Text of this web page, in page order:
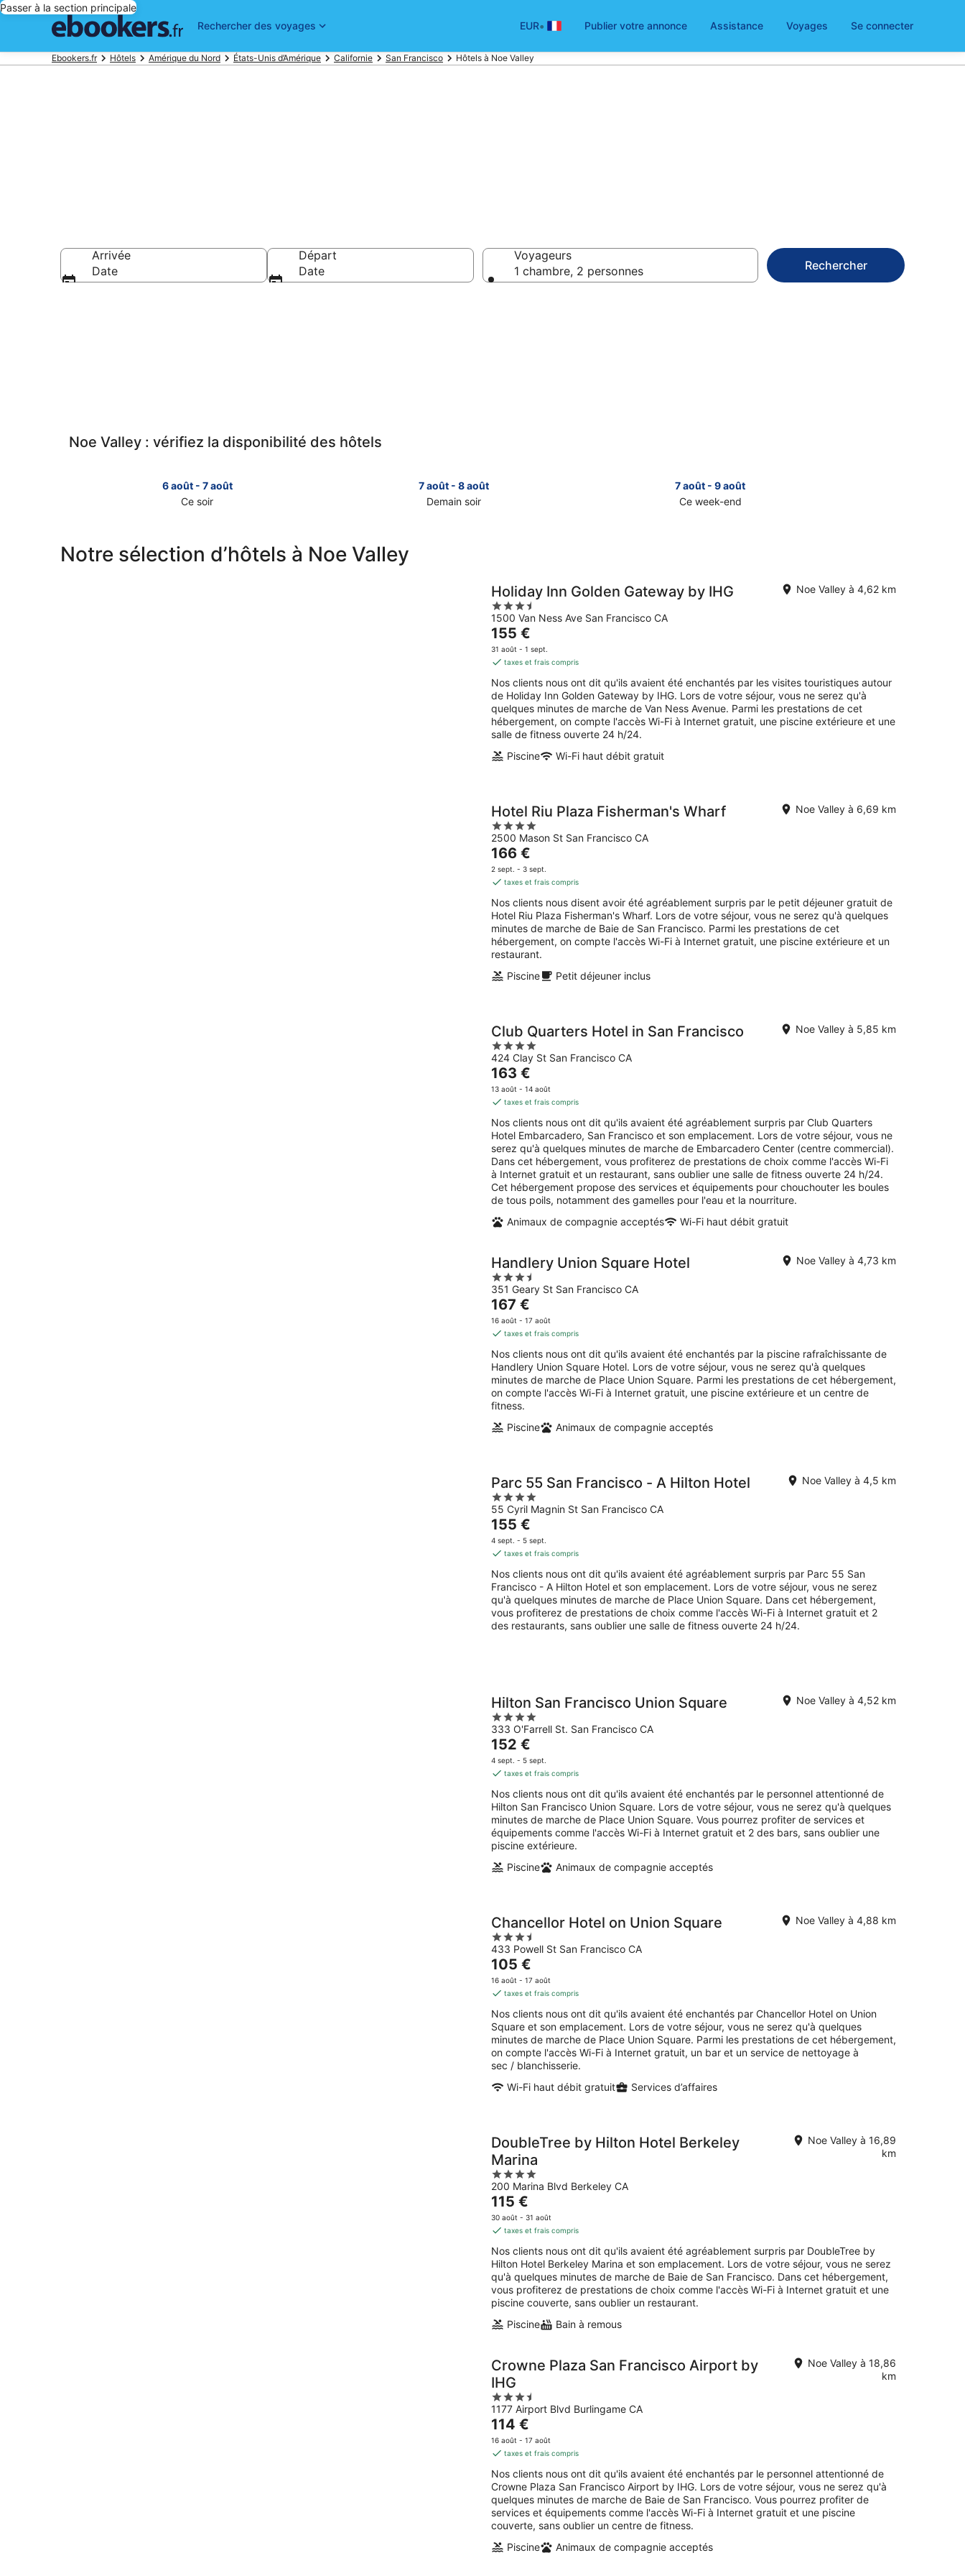
Passer à la section principale
Rechercher des voyages
EUR• Publier votre annonce Assistance Voyages Se connecter
Ebookers.fr Hôtels Amérique du Nord États-Unis d’Amérique Californie San Francisco Hôtels à Noe Valley
Arrivée
Date
Départ
Date
Voyageurs
1 chambre, 2 personnes
Rechercher
Noe Valley : vérifiez la disponibilité des hôtels
6 août - 7 août
Ce soir
à
7 août - 8 août
Demain soir
prix
à
7 août - 9 août
Ce week-end
Valley
pour
ce
-
9
août
Valley
août
-
16
août
Notre sélection d’hôtels à Noe Valley
Holiday Inn Golden Gateway by IHG
3.5
out
of
5
1500 Van Ness Ave San Francisco CA
Noe Valley à 4,62 km
Le
prix
est
155 €
par
nuit
155 €
31 août - 1 sept.
taxes et frais compris
Nos clients nous ont dit qu'ils avaient été enchantés par les visites touristiques autour
de Holiday Inn Golden Gateway by IHG. Lors de votre séjour, vous ne serez qu'à
quelques minutes de marche de Van Ness Avenue. Parmi les prestations de cet
hébergement, on compte l'accès Wi-Fi à Internet gratuit, une piscine extérieure et une
salle de fitness ouverte 24 h/24.
Piscine
Wi-Fi haut débit gratuit
Hotel Riu Plaza Fisherman's Wharf
4
out
of
5
2500 Mason St San Francisco CA
Noe Valley à 6,69 km
Le
prix
est
166 €
par
nuit
166 €
2 sept. - 3 sept.
taxes et frais compris
Nos clients nous disent avoir été agréablement surpris par le petit déjeuner gratuit de
Hotel Riu Plaza Fisherman's Wharf. Lors de votre séjour, vous ne serez qu'à quelques
minutes de marche de Baie de San Francisco. Parmi les prestations de cet
hébergement, on compte l'accès Wi-Fi à Internet gratuit, une piscine extérieure et un
restaurant.
Piscine
Petit déjeuner inclus
Club Quarters Hotel in San Francisco
4
out
of
5
424 Clay St San Francisco CA
Noe Valley à 5,85 km
Le
prix
est
163 €
par
nuit
163 €
13 août - 14 août
taxes et frais compris
Nos clients nous ont dit qu'ils avaient été agréablement surpris par Club Quarters
Hotel Embarcadero, San Francisco et son emplacement. Lors de votre séjour, vous ne
serez qu'à quelques minutes de marche de Embarcadero Center (centre commercial).
Dans cet hébergement, vous profiterez de prestations de choix comme l'accès Wi-Fi
à Internet gratuit et un restaurant, sans oublier une salle de fitness ouverte 24 h/24.
Cet hébergement propose des services et équipements pour chouchouter les boules
de tous poils, notamment des gamelles pour l'eau et la nourriture.
Animaux de compagnie acceptés
Wi-Fi haut débit gratuit
Handlery Union Square Hotel
3.5
out
of
5
351 Geary St San Francisco CA
Noe Valley à 4,73 km
Le
prix
est
167 €
par
nuit
167 €
16 août - 17 août
taxes et frais compris
Nos clients nous ont dit qu'ils avaient été enchantés par la piscine rafraîchissante de
Handlery Union Square Hotel. Lors de votre séjour, vous ne serez qu'à quelques
minutes de marche de Place Union Square. Parmi les prestations de cet hébergement,
on compte l'accès Wi-Fi à Internet gratuit, une piscine extérieure et un centre de
fitness.
Piscine
Animaux de compagnie acceptés
Parc 55 San Francisco - A Hilton Hotel
4
out
of
5
55 Cyril Magnin St San Francisco CA
Noe Valley à 4,5 km
Le
prix
est
155 €
par
nuit
155 €
4 sept. - 5 sept.
taxes et frais compris
Nos clients nous ont dit qu'ils avaient été agréablement surpris par Parc 55 San
Francisco - A Hilton Hotel et son emplacement. Lors de votre séjour, vous ne serez
qu'à quelques minutes de marche de Place Union Square. Dans cet hébergement,
vous profiterez de prestations de choix comme l'accès Wi-Fi à Internet gratuit et 2
des restaurants, sans oublier une salle de fitness ouverte 24 h/24.
Hilton San Francisco Union Square
4
out
of
5
333 O'Farrell St. San Francisco CA
Noe Valley à 4,52 km
Le
prix
est
152 €
par
nuit
152 €
4 sept. - 5 sept.
taxes et frais compris
Nos clients nous ont dit qu'ils avaient été enchantés par le personnel attentionné de
Hilton San Francisco Union Square. Lors de votre séjour, vous ne serez qu'à quelques
minutes de marche de Place Union Square. Vous pourrez profiter de services et
équipements comme l'accès Wi-Fi à Internet gratuit et 2 des bars, sans oublier une
piscine extérieure.
Piscine
Animaux de compagnie acceptés
Chancellor Hotel on Union Square
3.5
out
of
5
433 Powell St San Francisco CA
Noe Valley à 4,88 km
Le
prix
est
105 €
par
nuit
105 €
16 août - 17 août
taxes et frais compris
Nos clients nous ont dit qu'ils avaient été enchantés par Chancellor Hotel on Union
Square et son emplacement. Lors de votre séjour, vous ne serez qu'à quelques
minutes de marche de Place Union Square. Parmi les prestations de cet hébergement,
on compte l'accès Wi-Fi à Internet gratuit, un bar et un service de nettoyage à
sec / blanchisserie.
Wi-Fi haut débit gratuit
Services d’affaires
DoubleTree by Hilton Hotel Berkeley
Marina
4
out
of
5
200 Marina Blvd Berkeley CA
Noe Valley à 16,89
km
Le
prix
est
115 €
par
nuit
115 €
30 août - 31 août
taxes et frais compris
Nos clients nous ont dit qu'ils avaient été agréablement surpris par DoubleTree by
Hilton Hotel Berkeley Marina et son emplacement. Lors de votre séjour, vous ne serez
qu'à quelques minutes de marche de Baie de San Francisco. Dans cet hébergement,
vous profiterez de prestations de choix comme l'accès Wi-Fi à Internet gratuit et une
piscine couverte, sans oublier un restaurant.
Piscine
Bain à remous
Crowne Plaza San Francisco Airport by
IHG
3.5
out
of
5
1177 Airport Blvd Burlingame CA
Noe Valley à 18,86
km
Le
prix
est
114 €
par
nuit
114 €
16 août - 17 août
taxes et frais compris
Nos clients nous ont dit qu'ils avaient été enchantés par le personnel attentionné de
Crowne Plaza San Francisco Airport by IHG. Lors de votre séjour, vous ne serez qu'à
quelques minutes de marche de Baie de San Francisco. Vous pourrez profiter de
services et équipements comme l'accès Wi-Fi à Internet gratuit et une piscine
couverte, sans oublier un centre de fitness.
Piscine
Animaux de compagnie acceptés